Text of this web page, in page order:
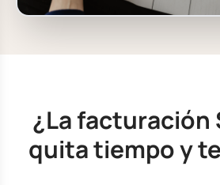
¿La facturación
quita tiempo y